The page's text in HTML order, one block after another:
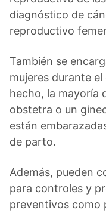
diagnóstico de
reproductivo
También se
mujeres durante
hecho, la mayoría
obstetra o un
están
de parto.
Además, pueden
para controles y
preventivos como